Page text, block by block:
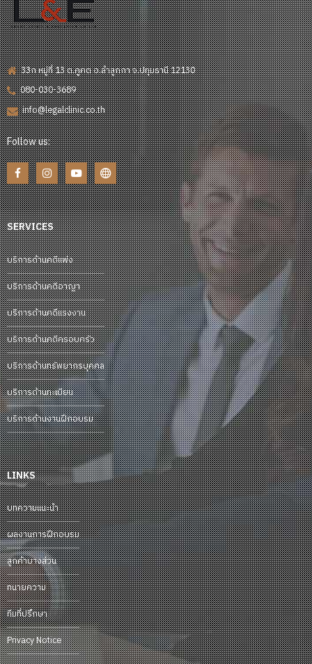
33ก หมู่ที่ 13 ต.คูคต อ.ลำลูกกา จ.ปทุมธานี 12130
080-030-3689
info@legalclinic.co.th
Follow us:
SERVICES
บริการด้านคดีแพ่ง
บริการด้านคดีอาญา
บริการด้านคดีแรงงาน
บริการด้านคดีครอบครัว
บริการด้านทรัพยากรบุคคล
บริการด้านทะเบียน
บริการด้านงานฝึกอบรม
LINKS
บทความแนะนำ
ผลงานการฝึกอบรม
ลูกค้าบางส่วน
ทนายความ
ทีมที่ปรึกษา
Privacy Notice